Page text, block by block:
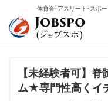
体育会･アスリート･スポ
【未経験者可】
ム★専門性高くイ